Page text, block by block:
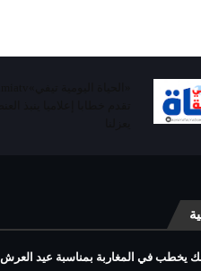
يخطب في المغاربة بمناسبة عيد العرش